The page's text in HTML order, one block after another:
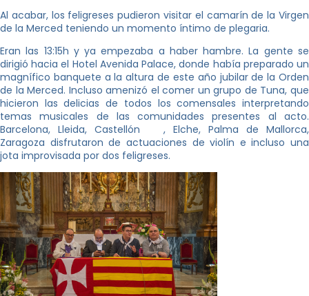
Al acabar, los feligreses pudieron visitar el camarín de la Virgen
de la Merced teniendo un momento íntimo de plegaria.
Eran las 13:15h y ya empezaba a haber hambre. La gente se
dirigió hacia el Hotel Avenida Palace, donde había preparado un
magnífico banquete a la altura de este año jubilar de la Orden
de la Merced. Incluso amenizó el comer un grupo de Tuna, que
hicieron las delicias de todos los comensales interpretando
temas musicales de las comunidades presentes al acto.
Barcelona, Lleida, Castellón , Elche, Palma de Mallorca,
Zaragoza disfrutaron de actuaciones de violín e incluso una
jota improvisada por dos feligreses.